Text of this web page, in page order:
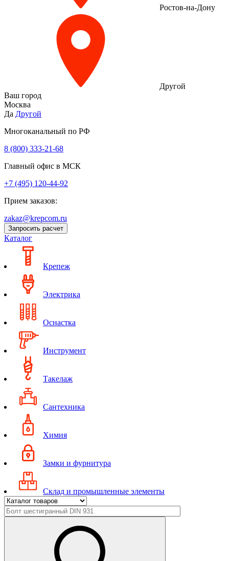
Ростов-на-Дону
Другой
Ваш город
Москва
Да Другой
Многоканальный по РФ
8 (800) 333‑21-68
Главный офис в МСК
+7 (495) 120-44-92
Прием заказов:
zakaz@krepcom.ru
Запросить расчет
Каталог
Крепеж
Электрика
Оснастка
Инструмент
Такелаж
Сантехника
Химия
Замки и фурнитура
Склад и промышленные элементы